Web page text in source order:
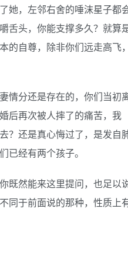
她，左邻右舍的唾沫星子都
舌头，你能支撑多久？就算
自尊，除非你们远走高飞，
情分还是存在的，你们当初
后再次被人摔了的痛苦，我
？还是真心悔过了，是发自
已经有两个孩子。
既然能来这里提问，也足以
同于前面说的那种，性质上